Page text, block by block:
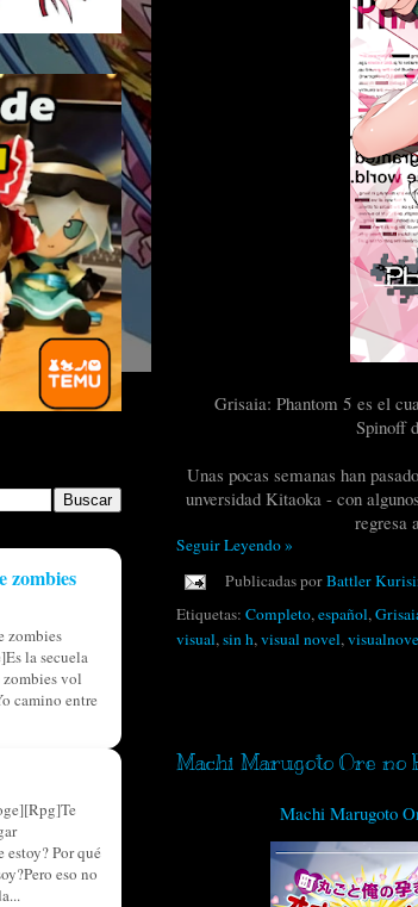
Grisaia: Phantom 5 es el
Spinoff
Unas pocas semanas han
unversidad Kitaoka - con
regresa
Seguir Leyendo »
Publicadas porBattler
Etiquetas: Completo,español,
visual,sin h,visual novel,
Machi Marugoto Ore no
Machi Marugoto
zombies
la secuela
vol
camino entre
Por qué
eso no